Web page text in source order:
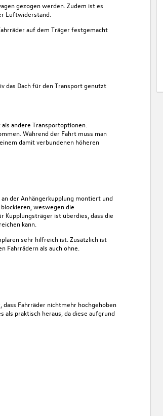
gezogen werden. Zudem ist es
Luftwiderstand.
auf dem Träger festgemacht
das Dach für den Transport genutzt
andere Transportoptionen.
Während der Fahrt muss man
damit verbundenen höheren
der Anhängerkupplung montiert und
weswegen die
Kupplungsträger ist überdies, dass die
kann.
sehr hilfreich ist. Zusätzlich ist
Fahrrädern als auch ohne.
dass Fahrräder nichtmehr hochgehoben
als praktisch heraus, da diese aufgrund